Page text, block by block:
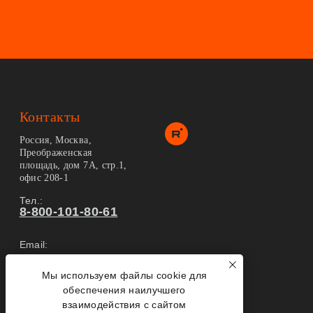
Контакты
Россия, Москва,
Преображенская
площадь, дом 7А, стр.1,
офис 208-1
Тел.:
8-800-101-80-61
Email:
Карта сайта
Мы используем файлы cookie для
обеспечения наилучшего
взаимодействия с сайтом